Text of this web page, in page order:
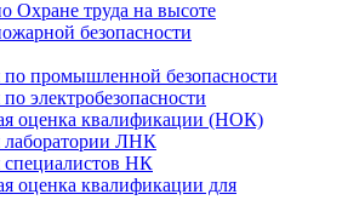
Охране труда на высоте
безопасности
по промышленной безопасности
электробезопасности
оценка квалификации (НОК)
лаборатории ЛНК
специалистов НК
оценка квалификации для